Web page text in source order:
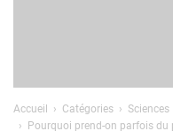
Accueil Catégories Sciences
Pourquoi prend-on parfois